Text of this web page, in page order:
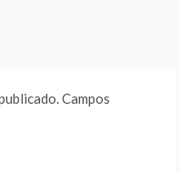
Campos